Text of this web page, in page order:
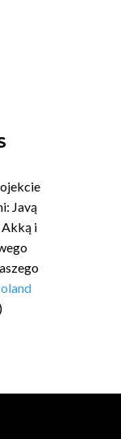
Javą
Akką i